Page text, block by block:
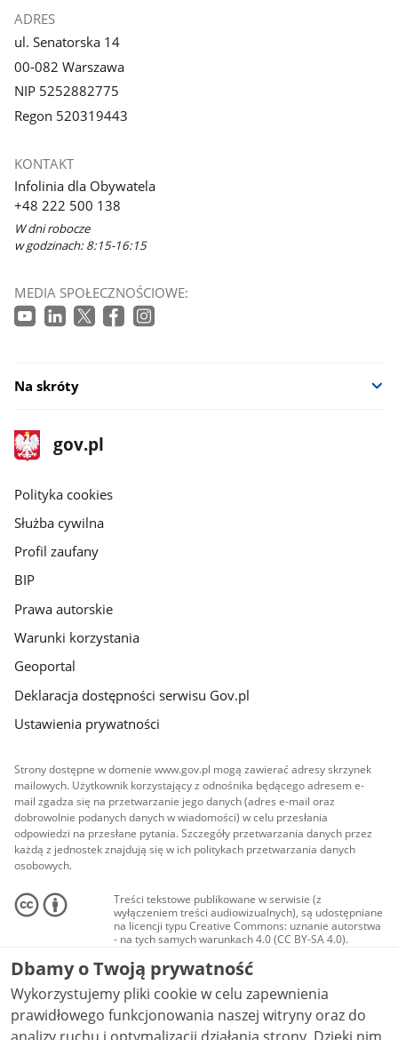
ADRES
ul. Senatorska 14
00-082 Warszawa
NIP 5252882775
Regon 520319443
KONTAKT
Infolinia dla Obywatela
+48 222 500 138
W dni robocze
w godzinach: 8:15-16:15
MEDIA SPOŁECZNOŚCIOWE:
Na skróty
stopka
gov.pl
Strona
gov.pl
gov.pl
Polityka cookies
Służba cywilna
Profil zaufany
BIP
Prawa autorskie
Warunki korzystania
Geoportal
Deklaracja dostępności serwisu Gov.pl
Ustawienia prywatności
Strony dostępne w domenie www.gov.pl mogą zawierać adresy skrzynek
mailowych. Użytkownik korzystający z odnośnika będącego adresem e-
mail zgadza się na przetwarzanie jego danych (adres e-mail oraz
dobrowolnie podanych danych w wiadomości) w celu przesłania
odpowiedzi na przesłane pytania. Szczegóły przetwarzania danych przez
każdą z jednostek znajdują się w ich politykach przetwarzania danych
osobowych.
Treści tekstowe publikowane w serwisie (z
wyłączeniem treści audiowizualnych), są udostępniane
na licencji typu Creative Commons: uznanie autorstwa
- na tych samych warunkach 4.0 (CC BY-SA 4.0).
Materiały audiowizualne, w tym zdjęcia, materiały
audio i wideo, są udostępniane na licencji typu
Creative Commons: uznanie autorstwa użycie
niekomercyjne - bez utworów zależnych 4.0 (CC BY-
NC-ND 4.0), o ile nie jest to stwierdzone inaczej.
Dbamy o Twoją prywatność
Wykorzystujemy pliki cookie w celu zapewnienia
prawidłowego funkcjonowania naszej witryny oraz do